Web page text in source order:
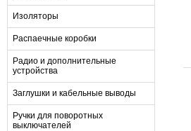
Изоляторы
Распаечные коробки
Радио и дополнительные
устройства
Заглушки и кабельные выводы
Ручки для поворотных
выключателей